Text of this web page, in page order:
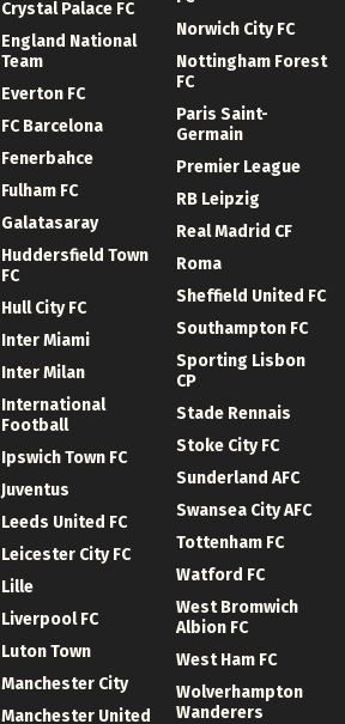
Crystal Palace FC
England National
Team
Everton FC
FC Barcelona
Fenerbahce
Fulham FC
Galatasaray
Huddersfield Town
FC
Hull City FC
Inter Miami
Inter Milan
International
Football
Ipswich Town FC
Juventus
Leeds United FC
Leicester City FC
Lille
Liverpool FC
Luton Town
Manchester City
Manchester United
Norwich City FC
Nottingham Forest
FC
Paris Saint-
Germain
Premier League
RB Leipzig
Real Madrid CF
Roma
Sheffield United FC
Southampton FC
Sporting Lisbon
CP
Stade Rennais
Stoke City FC
Sunderland AFC
Swansea City AFC
Tottenham FC
Watford FC
West Bromwich
Albion FC
West Ham FC
Wolverhampton
Wanderers